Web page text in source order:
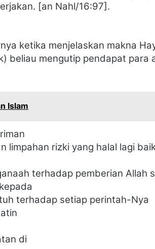
[an Nahl/16:97].
ketika menjelaskan makna
beliau mengutip pendapat para
Islam
limpahan rizki yang halal lagi
terhadap pemberian Allah
terhadap setiap perintah-Nya
di